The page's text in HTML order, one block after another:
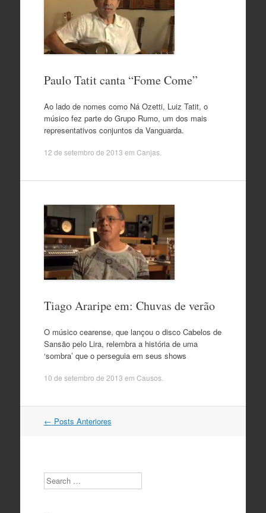
Paulo Tatit canta “Fome Come”
Ao lado de nomes como Ná Ozetti, Luiz Tatit, o
músico fez parte do Grupo Rumo, um dos mais
representativos conjuntos da Vanguarda.
12 de setembro de 2013 em Canjas.
Tiago Araripe em: Chuvas de verão
O músico cearense, que lançou o disco Cabelos de
Sansão pelo Lira, relembra a história de uma
‘sombra’ que o perseguia em seus shows
10 de setembro de 2013 em Causos.
Navegação
← Posts Anteriores
Search